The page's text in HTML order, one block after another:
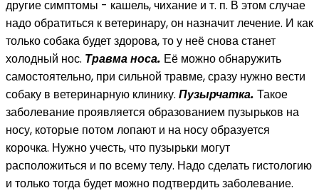
другие симптомы - кашель, чихание и т. п. В этом случае
надо обратиться к ветеринару, он назначит лечение. И как
только собака будет здорова, то у неё снова станет
холодный нос. Травма носа. Её можно обнаружить
самостоятельно, при сильной травме, сразу нужно вести
собаку в ветеринарную клинику. Пузырчатка. Такое
заболевание проявляется образованием пузырьков на
носу, которые потом лопают и на носу образуется
корочка. Нужно учесть, что пузырьки могут
расположиться и по всему телу. Надо сделать гистологию
и только тогда будет можно подтвердить заболевание.